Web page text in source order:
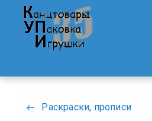
Раскраски, прописи